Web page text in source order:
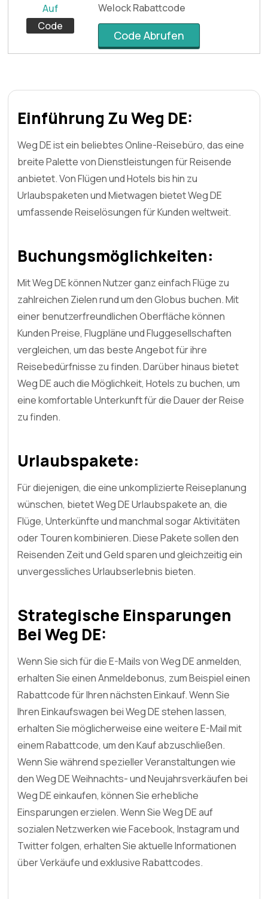
Auf
Code
Welock Rabattcode
Code Abrufen
Einführung Zu Weg DE:
Weg DE ist ein beliebtes Online-Reisebüro, das eine
breite Palette von Dienstleistungen für Reisende
anbietet. Von Flügen und Hotels bis hin zu
Urlaubspaketen und Mietwagen bietet Weg DE
umfassende Reiselösungen für Kunden weltweit.
Buchungsmöglichkeiten:
Mit Weg DE können Nutzer ganz einfach Flüge zu
zahlreichen Zielen rund um den Globus buchen. Mit
einer benutzerfreundlichen Oberfläche können
Kunden Preise, Flugpläne und Fluggesellschaften
vergleichen, um das beste Angebot für ihre
Reisebedürfnisse zu finden. Darüber hinaus bietet
Weg DE auch die Möglichkeit, Hotels zu buchen, um
eine komfortable Unterkunft für die Dauer der Reise
zu finden.
Urlaubspakete:
Für diejenigen, die eine unkomplizierte Reiseplanung
wünschen, bietet Weg DE Urlaubspakete an, die
Flüge, Unterkünfte und manchmal sogar Aktivitäten
oder Touren kombinieren. Diese Pakete sollen den
Reisenden Zeit und Geld sparen und gleichzeitig ein
unvergessliches Urlaubserlebnis bieten.
Strategische Einsparungen
Bei Weg DE:
Wenn Sie sich für die E-Mails von Weg DE anmelden,
erhalten Sie einen Anmeldebonus, zum Beispiel einen
Rabattcode für Ihren nächsten Einkauf. Wenn Sie
Ihren Einkaufswagen bei Weg DE stehen lassen,
erhalten Sie möglicherweise eine weitere E-Mail mit
einem Rabattcode, um den Kauf abzuschließen.
Wenn Sie während spezieller Veranstaltungen wie
den Weg DE Weihnachts- und Neujahrsverkäufen bei
Weg DE einkaufen, können Sie erhebliche
Einsparungen erzielen. Wenn Sie Weg DE auf
sozialen Netzwerken wie Facebook, Instagram und
Twitter folgen, erhalten Sie aktuelle Informationen
über Verkäufe und exklusive Rabattcodes.